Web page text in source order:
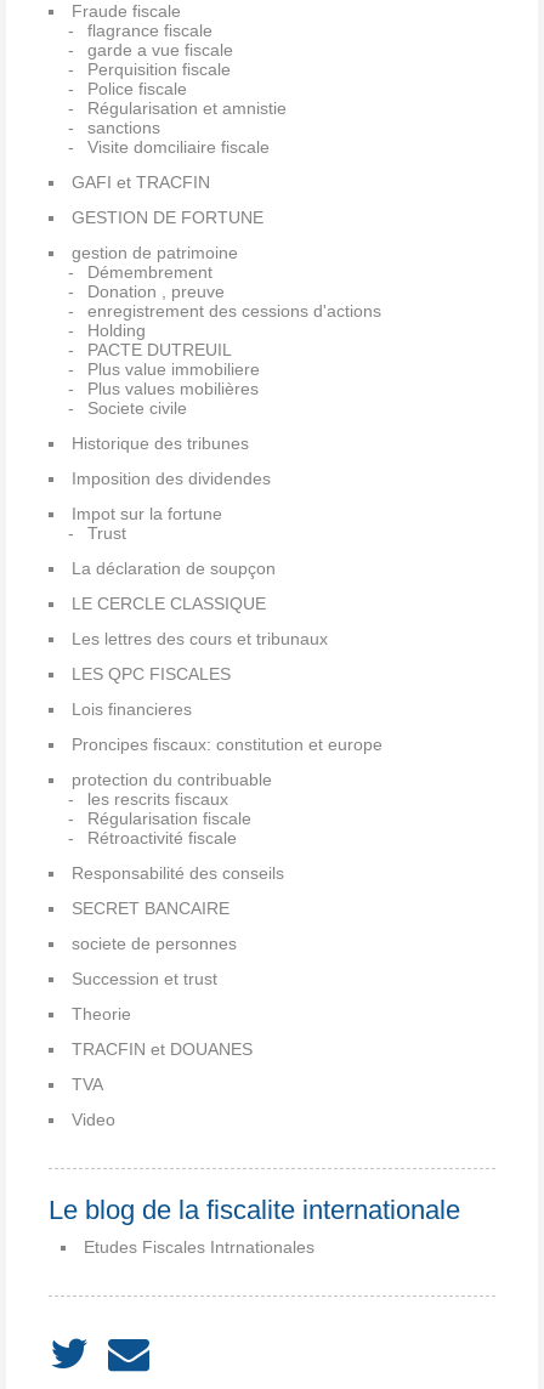
Fraude fiscale
flagrance fiscale
garde a vue fiscale
Perquisition fiscale
Police fiscale
Régularisation et amnistie
sanctions
Visite domciliaire fiscale
GAFI et TRACFIN
GESTION DE FORTUNE
gestion de patrimoine
Démembrement
Donation , preuve
enregistrement des cessions d'actions
Holding
PACTE DUTREUIL
Plus value immobiliere
Plus values mobilières
Societe civile
Historique des tribunes
Imposition des dividendes
Impot sur la fortune
Trust
La déclaration de soupçon
LE CERCLE CLASSIQUE
Les lettres des cours et tribunaux
LES QPC FISCALES
Lois financieres
Proncipes fiscaux: constitution et europe
protection du contribuable
les rescrits fiscaux
Régularisation fiscale
Rétroactivité fiscale
Responsabilité des conseils
SECRET BANCAIRE
societe de personnes
Succession et trust
Theorie
TRACFIN et DOUANES
TVA
Video
Le blog de la fiscalite internationale
Etudes Fiscales Intrnationales